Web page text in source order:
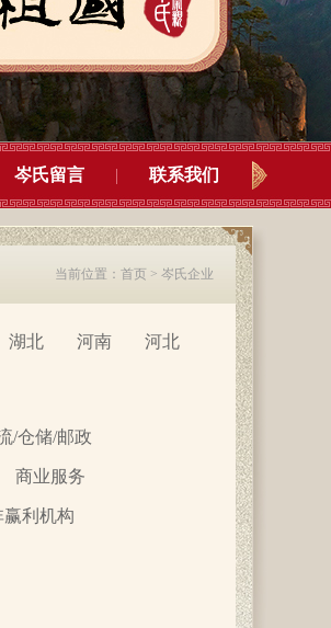
岑氏留言 联系我们
当前位置： 首页 > 岑氏企业
湖北 河南 河北
/仓储/邮政
商业服务
赢利机构